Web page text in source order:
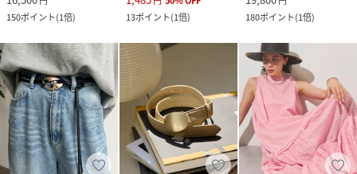
150ポイント(1倍)
13ポイント(1倍)
180ポイント(1倍)